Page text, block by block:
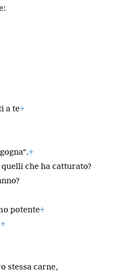
a te+
+
che ha catturato?
potente+
+
stessa carne,